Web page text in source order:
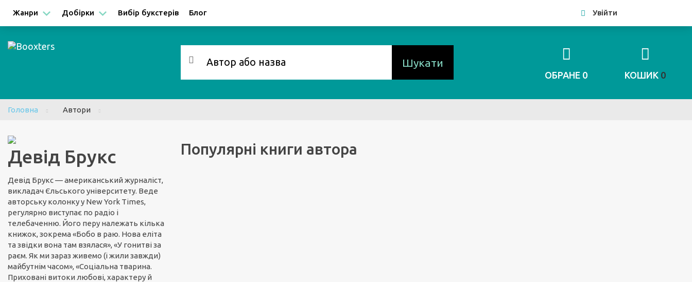
Жанри Добірки Вибір букстерів Блог
FacebookGoogle Увійти
Шукати
ОБРАНЕ 0 КОШИК 0
Головна Автори
Девід Брукс
Девід Брукс — американський журналіст,
викладач Єльського університету. Веде
авторську колонку у New York Times,
регулярно виступає по радіо і
телебаченню. Його перу належать кілька
книжок, зокрема «Бобо в раю. Нова еліта
та звідки вона там взялася», «У гонитві за
раєм. Як ми зараз живемо (і жили завжди)
майбутнім часом», «Соціальна тварина.
Приховані витоки любові, характеру й
Популярні книги автора